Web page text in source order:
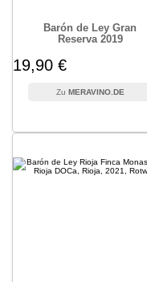
Barón de Ley Gran
Reserva 2019
19,90 €
MERAVINO.DE